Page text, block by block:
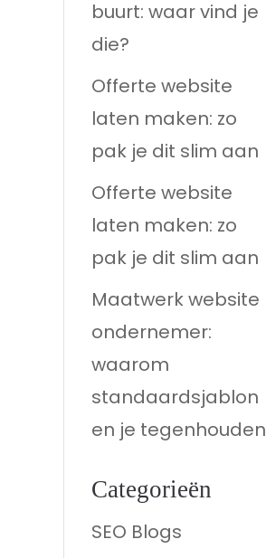
buurt: waar vind je
die?
Offerte website
laten maken: zo
pak je dit slim aan
Offerte website
laten maken: zo
pak je dit slim aan
Maatwerk website
ondernemer:
waarom
standaardsjablon
en je tegenhouden
Categorieën
SEO Blogs